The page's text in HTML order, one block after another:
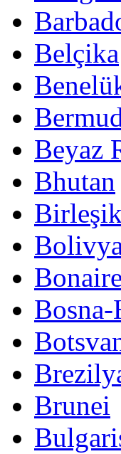
Belçika
Beyaz
Bhutan
Bonaire
Bosna-
Brunei